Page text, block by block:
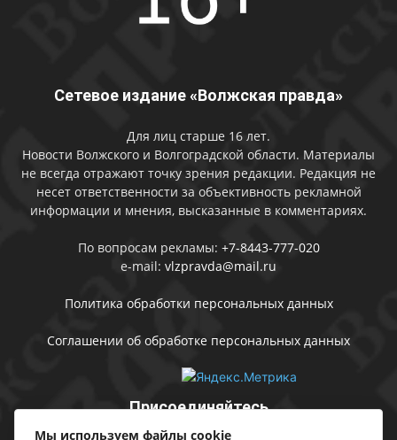
Сетевое издание «Волжская правда»
Для лиц старше 16 лет.
Новости Волжского и Волгоградской области. Материалы
не всегда отражают точку зрения редакции. Редакция не
несет ответственности за объективность рекламной
информации и мнения, высказанные в комментариях.
По вопросам рекламы: +7-8443-777-020
e-mail: vlzpravda@mail.ru
Политика обработки персональных данных
Соглашении об обработке персональных данных
Присоединяйтесь
Мы используем файлы cookie